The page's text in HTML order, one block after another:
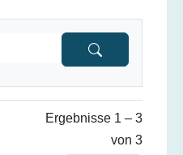
Ergebnisse 1 – 3
von 3